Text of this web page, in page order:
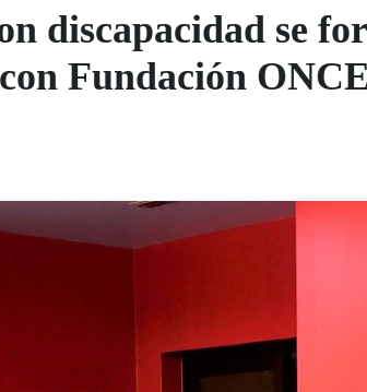
discapacidad se
Fundación